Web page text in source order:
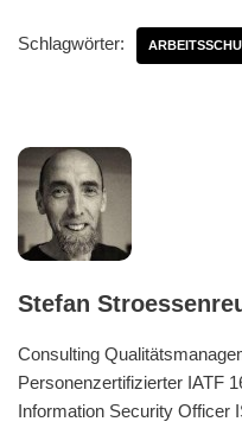
Schlagwörter:
Stefan
Consulting
Personenzertifizierter IATF
Information Security Officer